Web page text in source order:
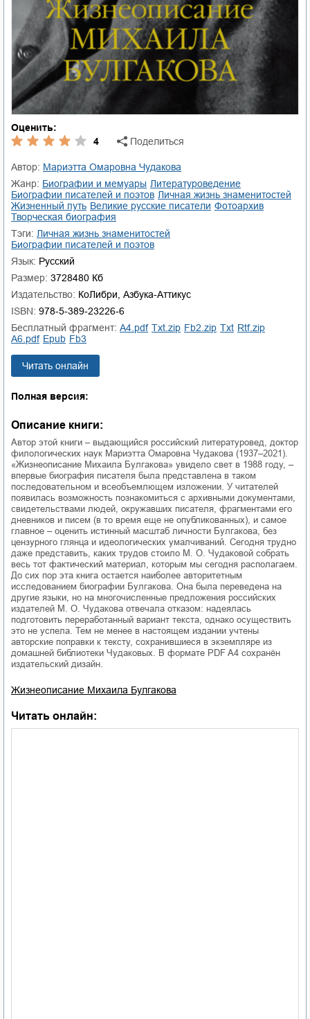
Оценить:
4
Поделиться
Автор:
Мариэтта Омаровна Чудакова
Жанр:
биографии и мемуары
литературоведение
биографии писателей и поэтов
личная жизнь знаменитостей
жизненный путь
великие русские писатели
фотоархив
творческая биография
Тэги:
личная жизнь знаменитостей
биографии писателей и поэтов
Язык: Русский
Размер: 3728480 Кб
Издательство: КоЛибри, Азбука-Аттикус
ISBN: 978-5-389-23226-6
Бесплатный фрагмент:
a4.pdf txt.zip fb2.zip txt
rtf.zip
a6.pdf
epub fb3
Читать онлайн
Полная версия:
Описание книги:
Автор этой книги – выдающийся российский литературовед, доктор
филологических наук Мариэтта Омаровна Чудакова (1937–2021).
«Жизнеописание Михаила Булгакова» увидело свет в 1988 году, –
впервые биография писателя была представлена в таком
последовательном и всеобъемлющем изложении. У читателей
появилась возможность познакомиться с архивными документами,
свидетельствами людей, окружавших писателя, фрагментами его
дневников и писем (в то время еще не опубликованных), и самое
главное – оценить истинный масштаб личности Булгакова, без
цензурного глянца и идеологических умалчиваний. Сегодня трудно
даже представить, каких трудов стоило М. О. Чудаковой собрать
весь тот фактический материал, которым мы сегодня располагаем.
До сих пор эта книга остается наиболее авторитетным
исследованием биографии Булгакова. Она была переведена на
другие языки, но на многочисленные предложения российских
издателей М. О. Чудакова отвечала отказом: надеялась
подготовить переработанный вариант текста, однако осуществить
это не успела. Тем не менее в настоящем издании учтены
авторские поправки к тексту, сохранившиеся в экземпляре из
домашней библиотеки Чудаковых. В формате PDF A4 сохранён
издательский дизайн.
Жизнеописание Михаила Булгакова
Читать онлайн: